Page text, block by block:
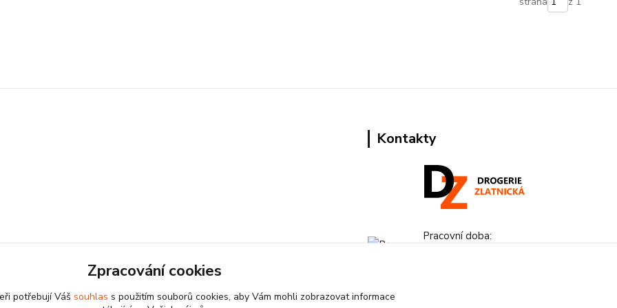
Kontakty
Pracovní doba:
info@drogeriezlatnicka.cz
Zpracování cookies
potřebují Váš souhlas s použitím souborů cookies, aby Vám mohli zobrazovat informace